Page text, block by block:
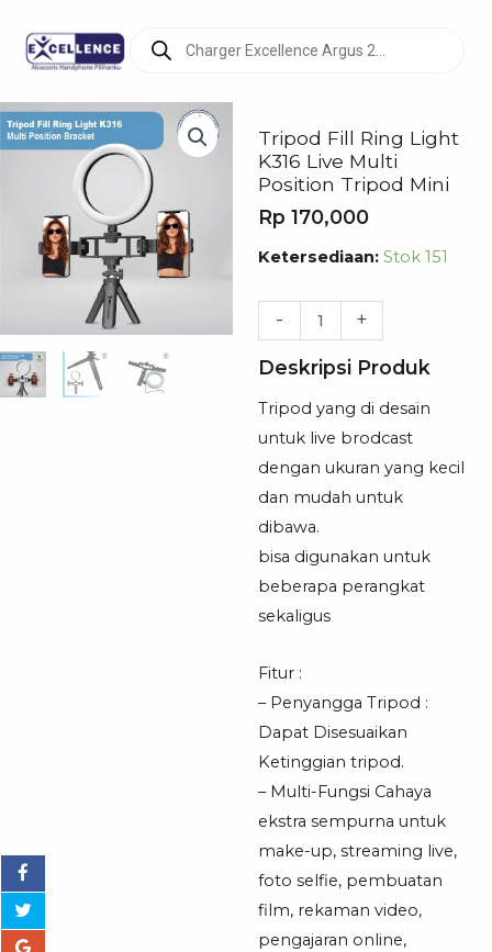
search
Tripod Fill Ring Light
K316 Live Multi
Position Tripod Mini
Rp 170,000
Ketersediaan: Stok 151
-
Kuantitas
Fill
Ring
Light
K316
Live
Multi
Position
Tripod
Mini
+
Deskripsi Produk
Tripod yang di desain
untuk live brodcast
dengan ukuran yang kecil
dan mudah untuk
dibawa.
bisa digunakan untuk
beberapa perangkat
sekaligus
Fitur :
– Penyangga Tripod :
Dapat Disesuaikan
Ketinggian tripod.
– Multi-Fungsi Cahaya
ekstra sempurna untuk
make-up, streaming live,
foto selfie, pembuatan
film, rekaman video,
pengajaran online,